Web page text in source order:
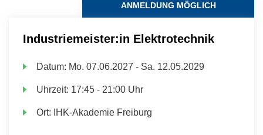
ANMELDUNG MÖGLICH
Industriemeister:in Elektrotechnik
Datum: Mo. 07.06.2027 - Sa. 12.05.2029
Uhrzeit: 17:45 - 21:00 Uhr
Ort: IHK-Akademie Freiburg